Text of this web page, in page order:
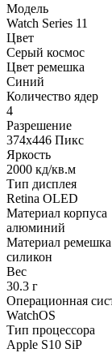
Модель
Watch Series 11
Цвет
Серый космос
Цвет ремешка
Синий
Количество ядер
4
Разрешение
374x446 Пикс
Яркость
2000 кд/кв.м
Тип дисплея
Retina OLED
Материал корпуса
алюминий
Материал ремешка
силикон
Вес
30.3 г
Операционная
WatchOS
Тип процессора
Apple S10 SiP